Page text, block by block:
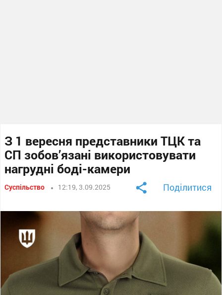
З 1 вересня представники ТЦК та
СП зобов’язані використовувати
нагрудні боді-камери
Суспільство 12:19, 3.09.2025 Поділитися